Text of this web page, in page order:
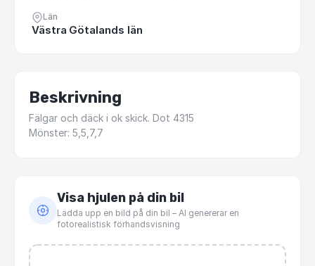
Län
Västra Götalands län
Beskrivning
Fälgar och däck i ok skick. Dot 4315
Mönster: 5,5,7,7
Visa hjulen på din bil
Ladda upp en bild på din bil – AI genererar en
fotorealistisk förhandsvisning